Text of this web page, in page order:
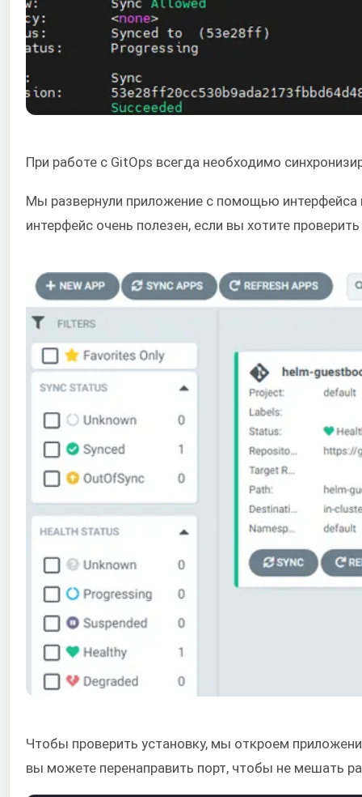
При работе с GitOps всегда необходимо
Мы развернули приложение с помощью интерфейса
интерфейс очень полезен, если вы хотите
Чтобы проверить установку, мы откроем
вы можете перенаправить порт, чтобы не мешать